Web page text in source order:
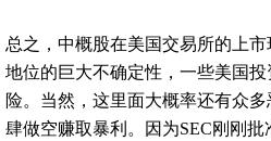
总之，中概股在美国交易所的上
地位的巨大不确定性，一些美国
险。当然，这里面大概率还有众
肆做空赚取暴利。因为SEC刚刚